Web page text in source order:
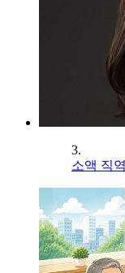
3.
소액 직